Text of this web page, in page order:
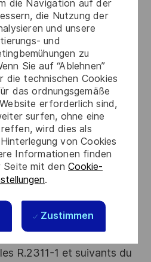
die Navigation auf der
die Nutzung der
und unsere
und
zu
Sie auf “Ablehnen”
die technischen Cookies
das ordnungsgemäße
erforderlich sind,
surfen, ohne eine
wird dies als
von Cookies
Informationen finden
Seite mit den Cookie-
.
Zustimmen
et/ou fabrication)
(écrit et oral) ; échange avec
esprit de synthèse et
l'on vous reconnait ?
vous !
Engagée, reconnait
est notre meilleur
nous !
d'accéder à des
secret de la défense
fera l'objet d'une
conformément aux
R.2311-1 et suivants du